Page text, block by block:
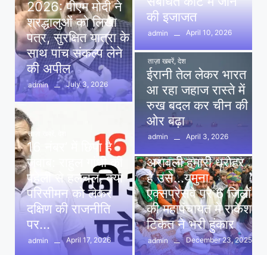
2026: पीएम मोदी ने
श्रद्धालुओं को लिखा
पत्र, सुरक्षित यात्रा के
साथ पांच संकल्प लेने
की अपील
admin July 3, 2026
ताज़ा खबरें
16 नंबर’ में छिपा है
जवाब: राहुल गांधी की
पहेली से हलचल, क्या
परिसीमन को लेकर
दक्षिण की राजनीति
पर…
admin April 17, 2026
की इजाजत
admin April 10, 2026
ताज़ा खबरें, देश
ईरानी तेल लेकर भारत
आ रहा जहाज रास्ते में
रुख बदल कर चीन की
ओर बढ़ा
admin
April 3, 2026
अरावली हमारी धरोहर
है उसे…यमुना
एक्सप्रेसवे पर 6 जिलों
की महापंचायत में राकेश
टिकैत ने भरी हुंकार
admin December 23, 2025